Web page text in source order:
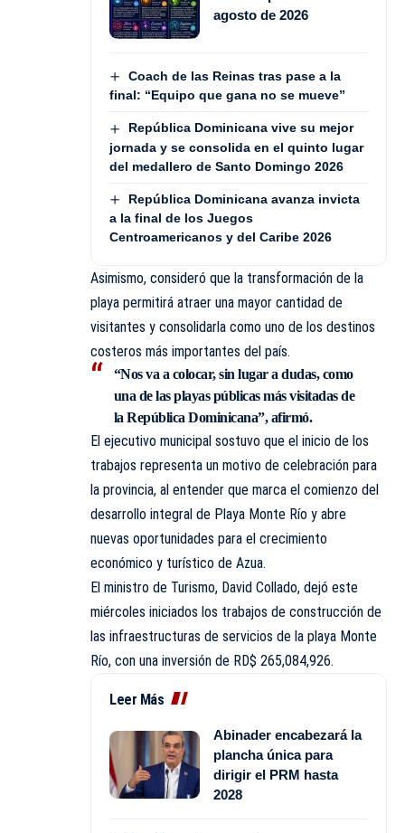
agosto de 2026
Coach de las Reinas tras pase a la
final: “Equipo que gana no se mueve”
República Dominicana vive su mejor
jornada y se consolida en el quinto lugar
del medallero de Santo Domingo 2026
República Dominicana avanza invicta
a la final de los Juegos
Centroamericanos y del Caribe 2026
Asimismo, consideró que la transformación de la
playa permitirá atraer una mayor cantidad de
visitantes y consolidarla como uno de los destinos
costeros más importantes del país.
“Nos va a colocar, sin lugar a dudas, como
una de las playas públicas más visitadas de
la República Dominicana”, afirmó.
El ejecutivo municipal sostuvo que el inicio de los
trabajos representa un motivo de celebración para
la provincia, al entender que marca el comienzo del
desarrollo integral de Playa Monte Río y abre
nuevas oportunidades para el crecimiento
económico y turístico de Azua.
El ministro de Turismo, David Collado, dejó este
miércoles iniciados los trabajos de construcción de
las infraestructuras de servicios de la playa Monte
Río, con una inversión de RD$ 265,084,926.
Leer Más
Abinader encabezará la
plancha única para
dirigir el PRM hasta
2028